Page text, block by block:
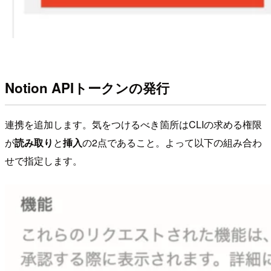
Notion APIトークンの発行
連携を追加します。気をつけるべき箇所はCLIの求める権限
が読み取り と挿入の2点であること。よって以下の組み合わ
せで指定します。